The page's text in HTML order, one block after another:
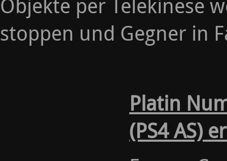
Objekte per Telekinese
stoppen und Gegner in
Platin
(PS4 AS)